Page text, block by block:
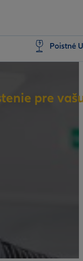
Poistné
pre